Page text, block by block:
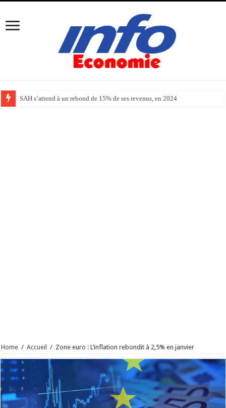
SAH s’attend à un rebond de 15% de ses revenus, en 2024
Home / Accueil / Zone euro : L’inflation rebondit à 2,5% en janvier